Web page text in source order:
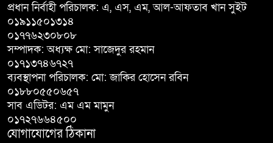
শিক্ষক বরখাস্ত, তিন কর্মচারীর নিয়োগ
বাতিল
প্রধান নির্বাহী পরিচালক: এ, এস, এম, আল-আফতাব খান সুইট
০১৯১১৫০১৩১৪
০১৭৭৬২৩০৮০৮
সম্পাদক: অধ্যক্ষ মো: সাজেদুর রহমান
০১৭১৩৭৪৬৭২৭
ব্যবস্থাপনা পরিচালক: মো: জাকির হোসেন রবিন
০১৮৮০৫৫০৬৫৭
সাব এডিটর: এম এম মামুন
০১৭২৭৬৬৪৫০০
যোগাযোগের ঠিকানা